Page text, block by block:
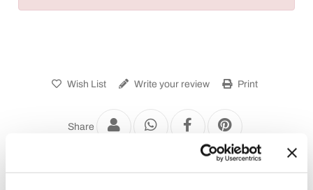
Wish List Write your review Print
Share